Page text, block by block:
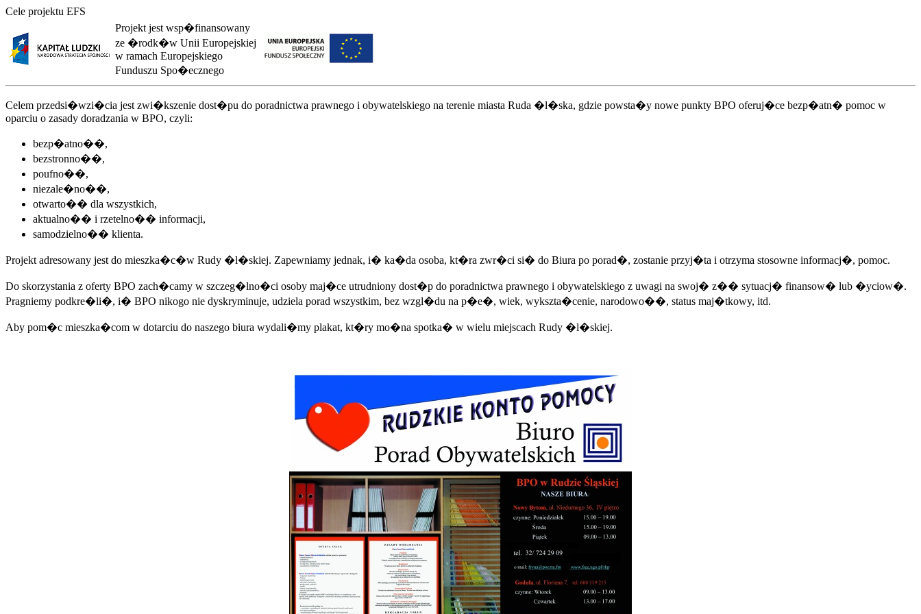
Cele projektu EFS
Projekt jest wsp�finansowany
ze �rodk�w Unii Europejskiej
w ramach Europejskiego
Funduszu Spo�ecznego
Celem przedsi�wzi�cia jest zwi�kszenie dost�pu do poradnictwa prawnego i obywatelskiego na terenie miasta Ruda �l�ska, gdzie powsta�y nowe punkty BPO oferuj�ce bezp�atn� pomoc w
oparciu o zasady doradzania w BPO, czyli:
bezp�atno��,
bezstronno��,
poufno��,
niezale�no��,
otwarto�� dla wszystkich,
aktualno�� i rzetelno�� informacji,
samodzielno�� klienta.
Projekt adresowany jest do mieszka�c�w Rudy �l�skiej. Zapewniamy jednak, i� ka�da osoba, kt�ra zwr�ci si� do Biura po porad�, zostanie przyj�ta i otrzyma stosowne informacj�, pomoc.
Do skorzystania z oferty BPO zach�camy w szczeg�lno�ci osoby maj�ce utrudniony dost�p do poradnictwa prawnego i obywatelskiego z uwagi na swoj� z�� sytuacj� finansow� lub �yciow�.
Pragniemy podkre�li�, i� BPO nikogo nie dyskryminuje, udziela porad wszystkim, bez wzgl�du na p�e�, wiek, wykszta�cenie, narodowo��, status maj�tkowy, itd.
Aby pom�c mieszka�com w dotarciu do naszego biura wydali�my plakat, kt�ry mo�na spotka� w wielu miejscach Rudy �l�skiej.